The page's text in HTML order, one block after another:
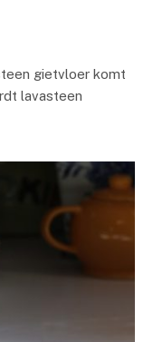
gietvloer komt
lavasteen